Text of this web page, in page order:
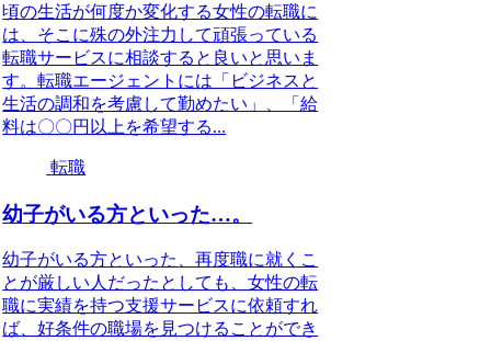
頃の生活が何度か変化する女性の転職に
は、そこに殊の外注力して頑張っている
転職サービスに相談すると良いと思いま
す。転職エージェントには「ビジネスと
生活の調和を考慮して勤めたい」、「給
料は〇〇円以上を希望する...
転職
幼子がいる方といった…。
幼子がいる方といった、再度職に就くこ
とが厳しい人だったとしても、女性の転
職に実績を持つ支援サービスに依頼すれ
ば、好条件の職場を見つけることができ